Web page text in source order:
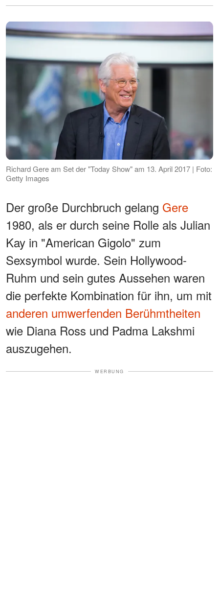
Richard Gere am Set der "Today Show" am 13. April 2017 | Foto:
Getty Images
Der große Durchbruch gelang Gere
1980, als er durch seine Rolle als Julian
Kay in "American Gigolo" zum
Sexsymbol wurde. Sein Hollywood-
Ruhm und sein gutes Aussehen waren
die perfekte Kombination für ihn, um mit
anderen umwerfenden Berühmtheiten
wie Diana Ross und Padma Lakshmi
auszugehen.
WERBUNG